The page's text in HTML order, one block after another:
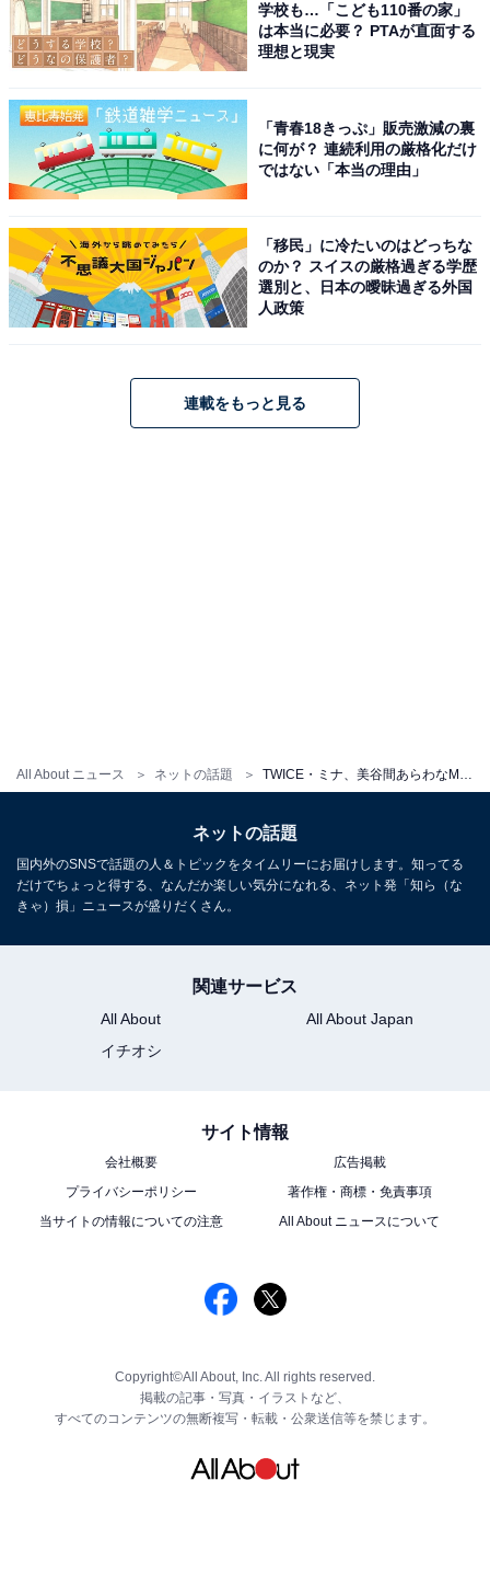
All About ニュース ネットの話題
学校も…「こども110番の家」
は本当に必要？ PTAが直面する
理想と現実
「青春18きっぷ」販売激減の裏
に何が？ 連続利用の厳格化だけ
ではない「本当の理由」
「移民」に冷たいのはどっちな
のか？ スイスの厳格過ぎる学歴
選別と、日本の曖昧過ぎる外国
人政策
連載をもっと見る
ネットの話題
国内外のSNSで話題の人＆トピックをタイムリーにお届けします。知ってる
だけでちょっと得する、なんだか楽しい気分になれる、ネット発「知ら（な
きゃ）損」ニュースが盛りだくさん。
関連サービス
All About
All About Japan
イチオシ
サイト情報
会社概要
広告掲載
プライバシーポリシー
著作権・商標・免責事項
当サイトの情報についての注意
All About ニュースについて
Copyright©All About, Inc. All rights reserved.
掲載の記事・写真・イラストなど、
すべてのコンテンツの無断複写・転載・公衆送信等を禁じます。